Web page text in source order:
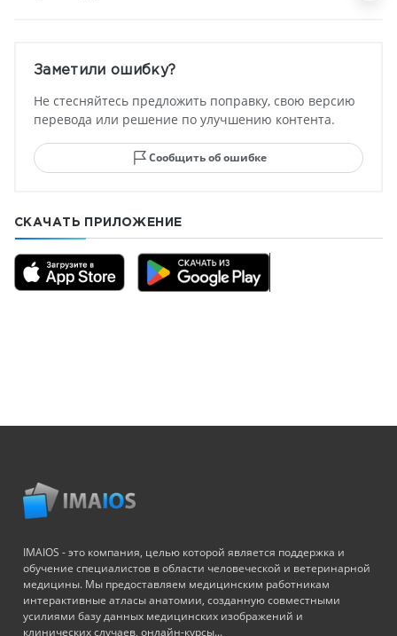
Заметили ошибку?
Не стесняйтесь предложить поправку, свою версию
перевода или решение по улучшению контента.
Сообщить об ошибке
СКАЧАТЬ ПРИЛОЖЕНИЕ
IMAIOS - это компания, целью которой является поддержка и
обучение специалистов в области человеческой и ветеринарной
медицины. Мы предоставляем медицинским работникам
интерактивные атласы анатомии, созданную совместными
усилиями базу данных медицинских изображений и
клинических случаев, онлайн-курсы...